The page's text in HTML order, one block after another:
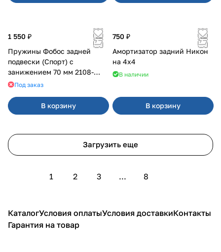
1 550 ₽
Пружины Фобос задней
подвески (Спорт) с
занижением 70 мм 2108-
21099, 2113-2115
Под заказ
В корзину
750 ₽
Амортизатор задний Никон
на 4х4
В наличии
В корзину
Загрузить еще
1 2 3 ... 8
КаталогУсловия оплатыУсловия доставкиКонтакты
Гарантия на товар